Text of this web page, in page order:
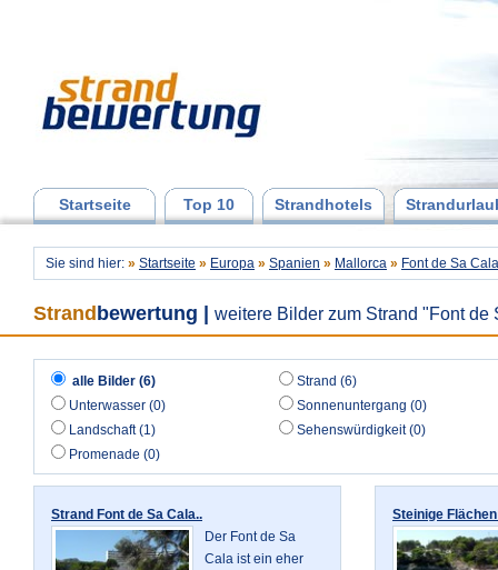
Startseite Top 10 Strandhotels
Sie sind hier: » Startseite » Europa » Spanien » Mallorca » Font de Sa Cala
Strand bewertung weitere Bilder zum Strand "Font de
alle Bilder (6)
Strand (6)
Unterwasser (0)
Sonnenuntergang (0)
Landschaft (1)
Sehenswürdigkeit (0)
Promenade (0)
Strand Font de Sa Cala..
Der Font de Sa
Cala ist ein eher
Steinige